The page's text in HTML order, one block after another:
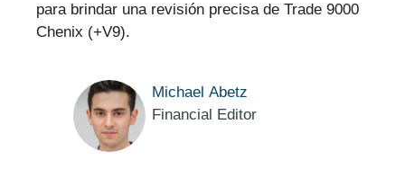
para brindar una revisión precisa de Trade 9000
Chenix (+V9).
Michael Abetz
Financial Editor